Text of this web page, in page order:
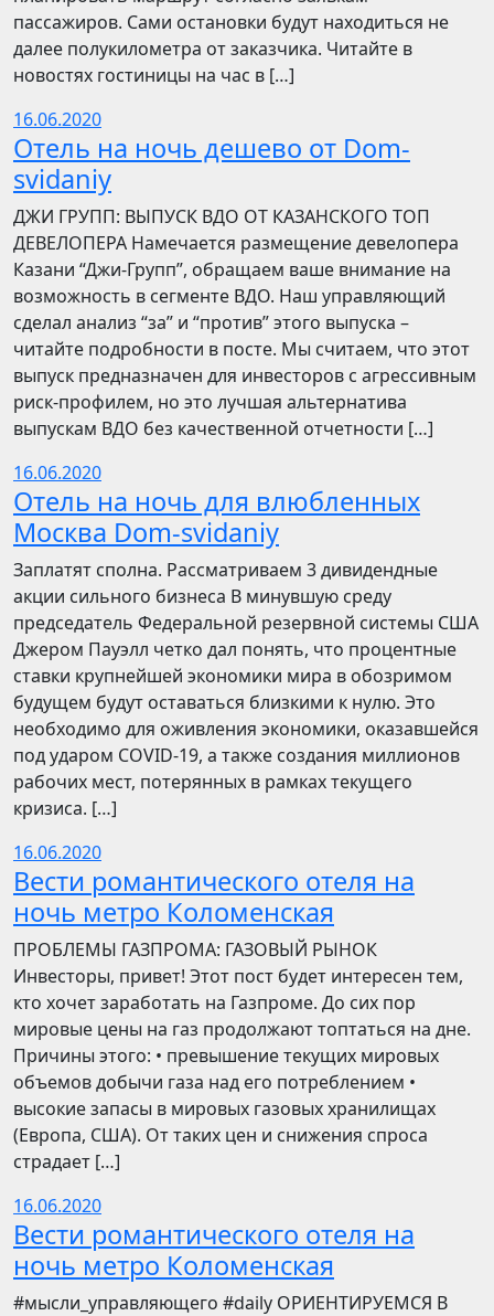
пассажиров. Сами остановки будут находиться не
далее полукилометра от заказчика. Читайте в
новостях гостиницы на час в […]
16.06.2020
Отель на ночь дешево от Dom-
svidaniy
​​ДЖИ ГРУПП: ВЫПУСК ВДО ОТ КАЗАНСКОГО ТОП
ДЕВЕЛОПЕРА Намечается размещение девелопера
Казани “Джи-Групп”, обращаем ваше внимание на
возможность в сегменте ВДО. Наш управляющий
сделал анализ “за” и “против” этого выпуска –
читайте подробности в посте. Мы считаем, что этот
выпуск предназначен для инвесторов с агрессивным
риск-профилем, но это лучшая альтернатива
выпускам ВДО без качественной отчетности […]
16.06.2020
Отель на ночь для влюбленных
Москва Dom-svidaniy
Заплатят сполна. Рассматриваем 3 дивидендные
акции сильного бизнеса В минувшую среду
председатель Федеральной резервной системы США
Джером Пауэлл четко дал понять, что процентные
ставки крупнейшей экономики мира в обозримом
будущем будут оставаться близкими к нулю. Это
необходимо для оживления экономики, оказавшейся
под ударом COVID-19, а также создания миллионов
рабочих мест, потерянных в рамках текущего
кризиса. […]
16.06.2020
Вести романтического отеля на
ночь метро Коломенская
ПРОБЛЕМЫ ГАЗПРОМА: ГАЗОВЫЙ РЫНОК
Инвесторы, привет! Этот пост будет интересен тем,
кто хочет заработать на Газпроме. До сих пор
мировые цены на газ продолжают топтаться на дне.
Причины этого: • превышение текущих мировых
объемов добычи газа над его потреблением •
высокие запасы в мировых газовых хранилищах
(Европа, США). От таких цен и снижения спроса
страдает […]
16.06.2020
Вести романтического отеля на
ночь метро Коломенская
​​#мысли_управляющего #daily ОРИЕНТИРУЕМСЯ В